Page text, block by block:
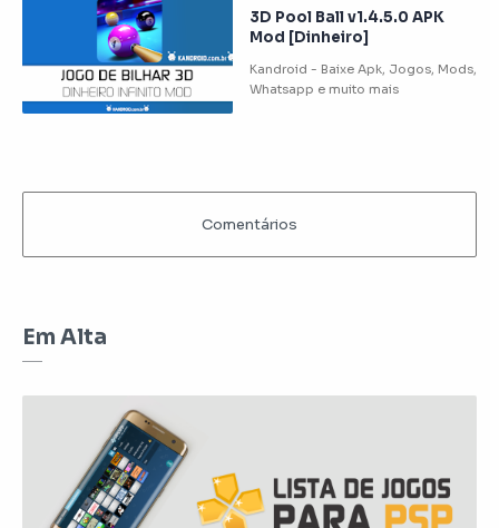
3D Pool Ball v1.4.5.0 APK
Mod [Dinheiro]
Em Alta